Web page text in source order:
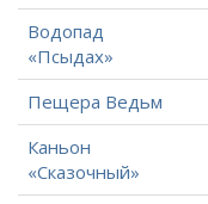
Водопад
«Псыдах»
Пещера Ведьм
Каньон
«Сказочный»